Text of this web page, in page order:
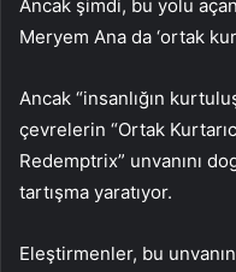
Ancak şimdi, bu yolu
Meryem Ana da ‘ortak
Ancak “insanlığın
çevrelerin “Ortak
Redemptrix” unvanını
tartışma yaratıyor.
Eleştirmenler, bu